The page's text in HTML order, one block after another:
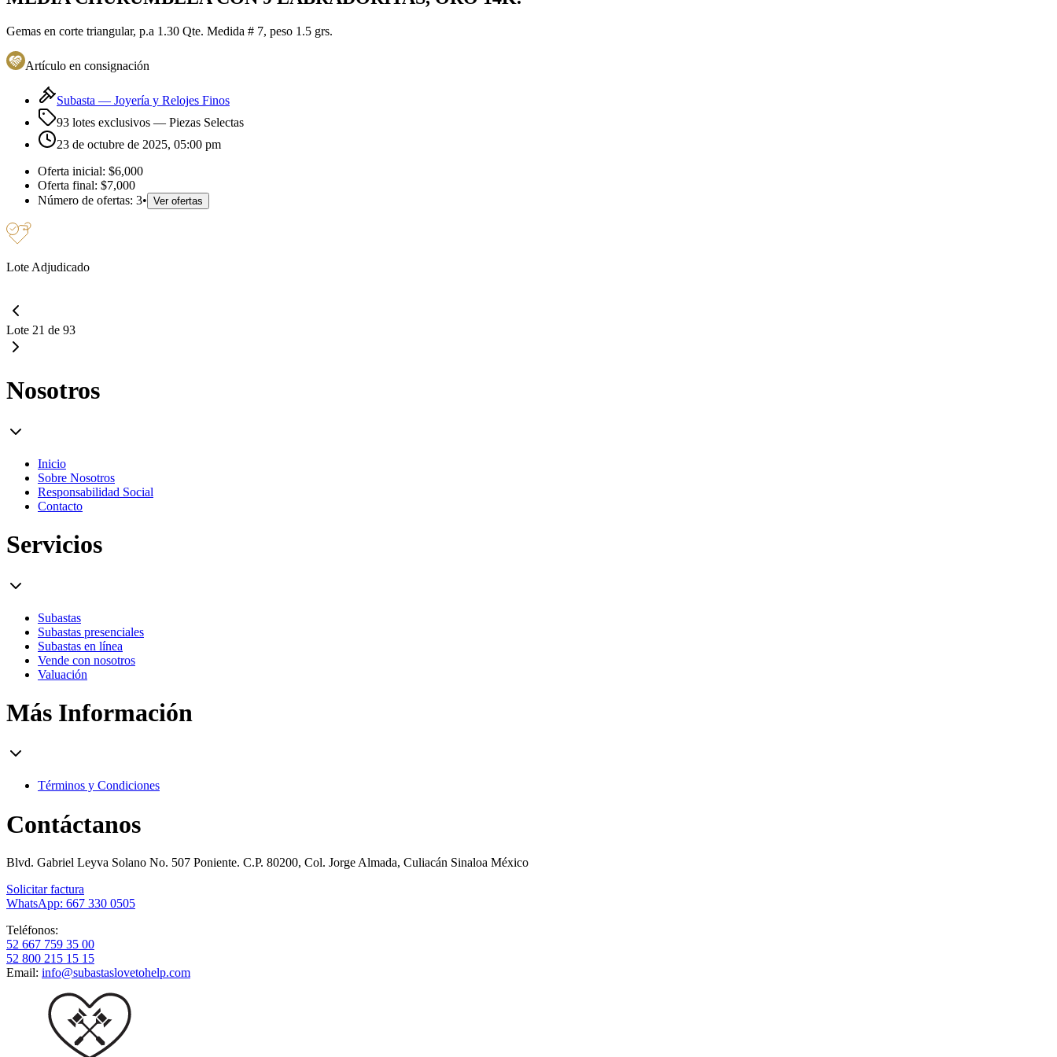
Gemas en corte triangular, p.a 1.30 Qte. Medida # 7, peso 1.5 grs.
Artículo en consignación
Subasta — Joyería y Relojes Finos
93 lotes exclusivos — Piezas Selectas
23 de octubre de 2025, 05:00 pm
Oferta inicial: $6,000
Oferta final: $7,000
Número de ofertas: 3• Ver ofertas
Lote Adjudicado
Lote 21 de 93
Nosotros
Inicio
Sobre Nosotros
Responsabilidad Social
Contacto
Servicios
Subastas
Subastas presenciales
Subastas en línea
Vende con nosotros
Valuación
Más Información
Términos y Condiciones
Contáctanos
Blvd. Gabriel Leyva Solano No. 507 Poniente. C.P. 80200, Col. Jorge Almada, Culiacán Sinaloa México
Solicitar factura
WhatsApp: 667 330 0505
Teléfonos:
52 667 759 35 00
52 800 215 15 15
Email: info@subastaslovetohelp.com